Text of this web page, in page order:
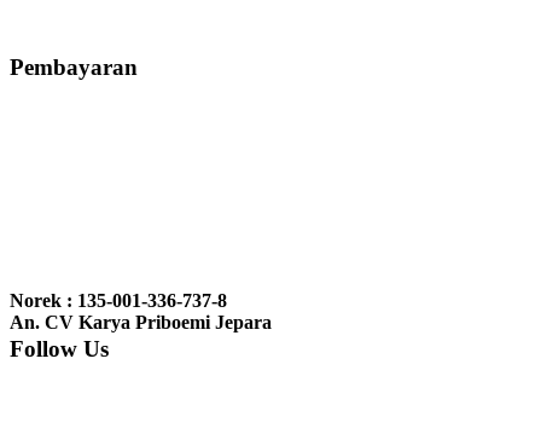
bale2 dan kursi teras saya sudah saya terima dan p...
nyesel deh beli geby...
Pembayaran
Norek : 135-001-336-737-8
An. CV Karya Priboemi Jepara
Follow Us